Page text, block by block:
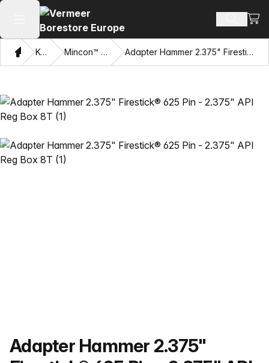
Öppna huvudmenyn Sök
HemKatalog Mincon™ HDD Hammare Adapter Hammer 2.375" Firestick® 625 Pin - 2.375" API Reg Box 8T
Produktnamn
Adapter Hammer 2.375"